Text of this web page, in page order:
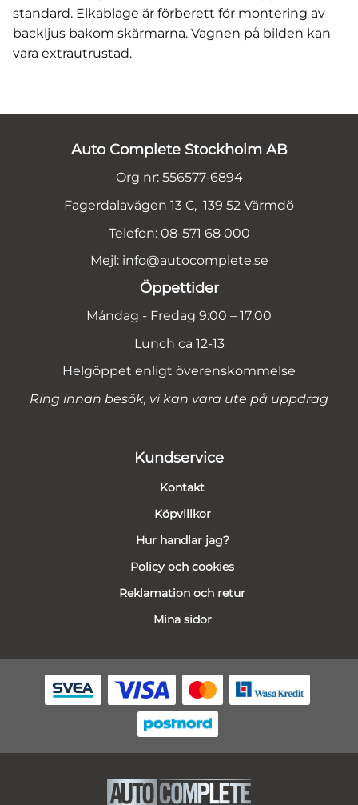
standard. Elkablage är förberett för montering av
backljus bakom skärmarna. Vagnen på bilden kan
vara extrautrustad.
Auto Complete Stockholm AB
Org nr: 556577-6894
Fagerdalavägen 13 C, 139 52 Värmdö
Telefon: 08-571 68 000
Mejl: info@autocomplete.se
Öppettider
Måndag - Fredag 9:00 – 17:00
Lunch ca 12-13
Helgöppet enligt överenskommelse
Ring innan besök, vi kan vara ute på uppdrag
Kundservice
Kontakt
Köpvillkor
Hur handlar jag?
Policy och cookies
Reklamation och retur
Mina sidor